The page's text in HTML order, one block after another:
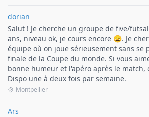
dorian
Salut ! Je cherche un groupe de five/
ans, niveau ok, je cours encore 😄. Je
équipe où on joue sérieusement sans se
finale de la Coupe du monde. Si vous
bonne humeur et l'apéro après le match,
Dispo une à deux fois par semaine.
Montpellier
Ars